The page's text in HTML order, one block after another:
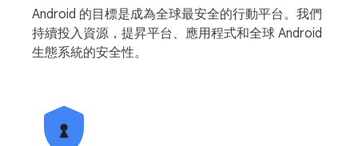
Android 的目標是成為全球最安全的行動平台。我們
持續投入資源，提昇平台、應用程式和全球 Android
生態系統的安全性。